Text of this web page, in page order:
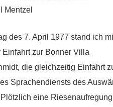
Mentzel
des 7. April 1977 stand ich
Einfahrt zur Bonner Villa
die gleichzeitig Einfahrt
Sprachendiensts des
eine